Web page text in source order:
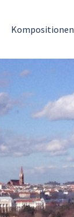
Kompositionen